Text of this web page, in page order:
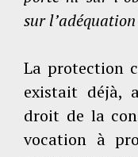
sur
La protection
existait déjà,
droit de la
vocation à